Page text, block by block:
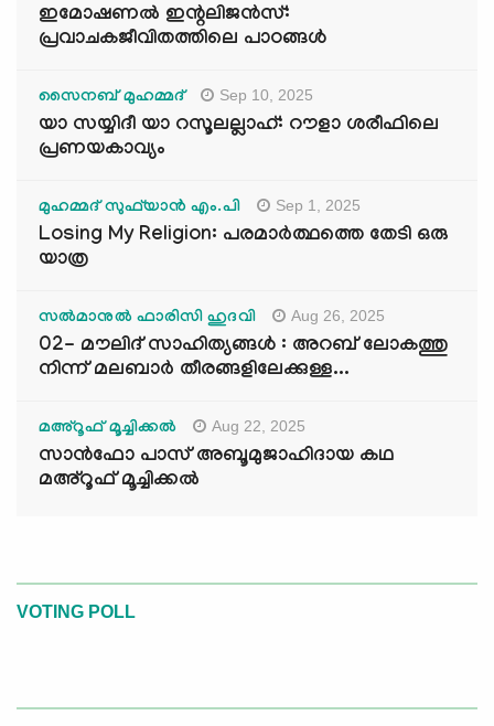
ഇമോഷണൽ ഇന്റലിജൻസ്:
പ്രവാചകജീവിതത്തിലെ പാഠങ്ങൾ
സൈനബ് മുഹമ്മദ് Sep 10, 2025
യാ സയ്യിദീ യാ റസൂലല്ലാഹ്: റൗളാ ശരീഫിലെ
പ്രണയകാവ്യം
മുഹമ്മദ് സുഫ്‌യാൻ എം.പി Sep 1, 2025
Losing My Religion: പരമാർത്ഥത്തെ തേടി ഒരു
യാത്ര
സൽമാനുൽ ഫാരിസി ഹുദവി Aug 26, 2025
02- മൗലിദ് സാഹിത്യങ്ങൾ : അറബ് ലോകത്തു
നിന്ന് മലബാർ തീരങ്ങളിലേക്കുള്ള...
മഅ്റൂഫ് മൂച്ചിക്കല്‍ Aug 22, 2025
സാൻഫോ പാസ് അബൂമുജാഹിദായ കഥ
മഅ്റൂഫ് മൂച്ചിക്കല്‍
VOTING POLL